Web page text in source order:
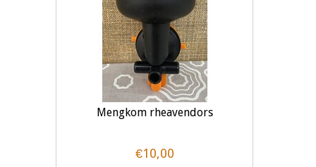
Mengkom rheavendors
€10,00